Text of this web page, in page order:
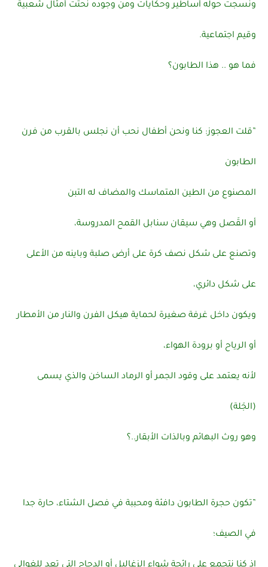
ونسجت حوله أساطير وحكايات ومن وجوده نحتت أمثال شعبية
وقيم اجتماعية.
فما هو .. هذا الطابون؟
”قلت العجوز: كنا ونحن أطفال نحب أن نجلس بالقرب من فرن
الطابون
المصنوع من الطين المتماسك والمضاف له التبن
أو القَصل وهي سيقان سنابل القمح المدروسة،
وتصنع على شكل نصف كرة على أرض صلبة وباينه من الأعلى
على شكل دائري،
ويكون داخل غرفة صغيرة لحماية هيكل الفرن والنار من الأمطار
أو الرياح أو برودة الهواء،
لأنه يعتمد على وقود الجمر أو الرماد الساخن والذي يسمى
(الجَلة)
وهو روث البهائم وبالذات الأبقار..؟
”تكون حجرة الطابون دافئة ومحببة في فصل الشتاء، حارة جدا
في الصيف؛